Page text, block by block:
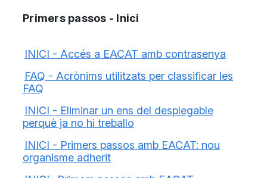
Primers passos - Inici
INICI - Accés a EACAT amb contrasenya
FAQ - Acrònims utilitzats per classificar les
FAQ
INICI - Eliminar un ens del desplegable
perquè ja no hi treballo
INICI - Primers passos amb EACAT: nou
organisme adherit